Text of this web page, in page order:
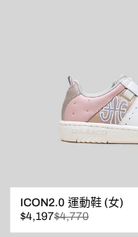
ICON2.0 運動鞋 (女)
已
折
$4,197
原
價
$4,770